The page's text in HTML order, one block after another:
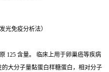
光免疫分析法）
125 含量。 临床上用于卵巢癌等疾病
大分子量黏蛋白样糖蛋白，相对分子